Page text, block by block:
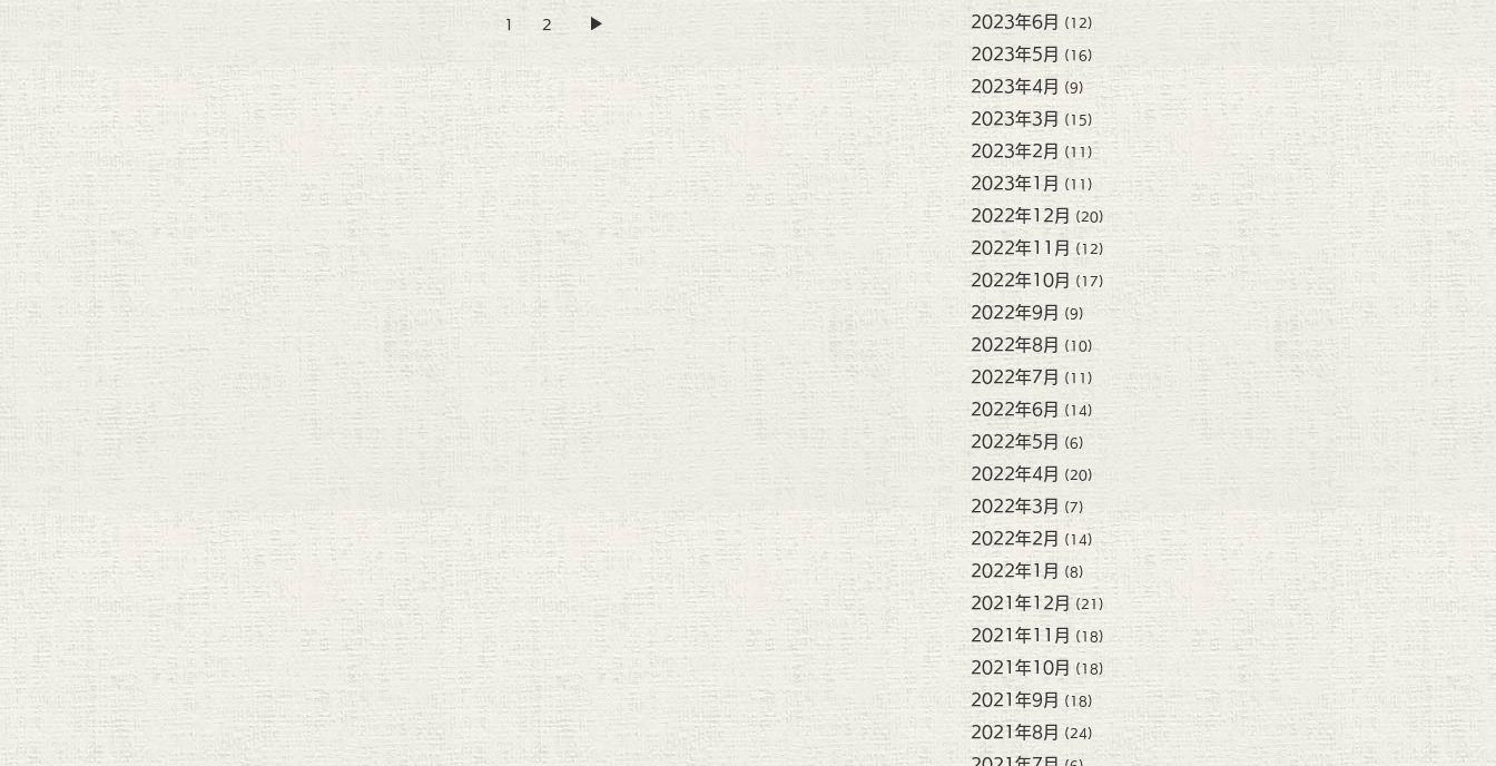
1 2 2023年6月 (12)
2023年5月 (16)
2023年4月 (9)
2023年3月 (15)
2023年2月 (11)
2023年1月 (11)
2022年12月 (20)
2022年11月 (12)
2022年10月 (17)
2022年9月 (9)
2022年8月 (10)
2022年7月 (11)
2022年6月 (14)
2022年5月 (6)
2022年4月 (20)
2022年3月 (7)
2022年2月 (14)
2022年1月 (8)
2021年12月 (21)
2021年11月 (18)
2021年10月 (18)
2021年9月 (18)
2021年8月 (24)